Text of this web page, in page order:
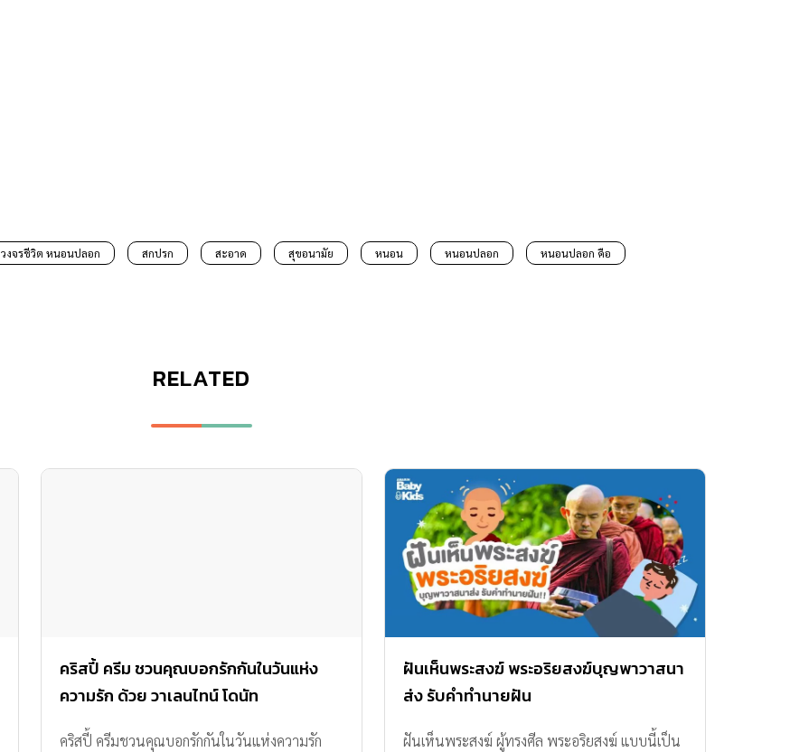
วงจรชีวิต หนอนปลอก สกปรก สะอาด สุขอนามัย หนอน หนอนปลอก หนอนปลอก คือ
RELATED
คริสปี้ ครีม ชวนคุณบอกรักกันในวันแห่ง
ความรัก ด้วย วาเลนไทน์ โดนัท
คริสปี้ ครีมชวนคุณบอกรักกันในวันแห่งความรัก
ฝันเห็นพระสงฆ์ พระอริยสงฆ์บุญพาวาสนา
ส่ง รับคำทำนายฝัน
ฝันเห็นพระสงฆ์ ผู้ทรงศีล พระอริยสงฆ์ แบบนี้เป็น